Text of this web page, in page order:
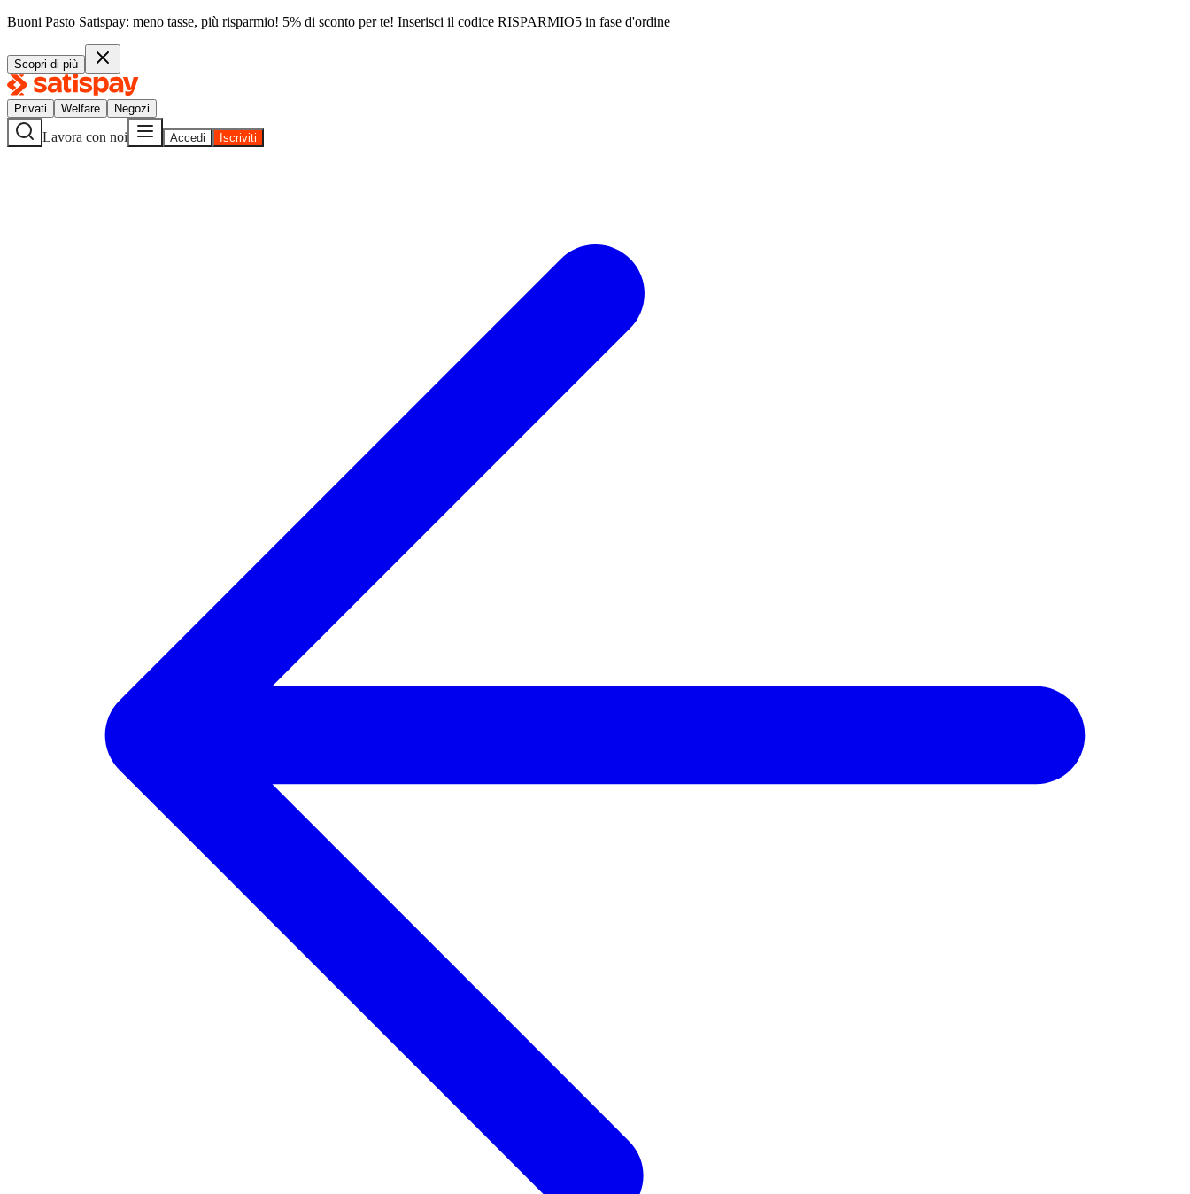
Buoni Pasto Satispay: meno tasse, più risparmio! 5% di sconto per te! Inserisci il codice RISPARMIO5 in fase d'ordine
Scopri di più
Privati Welfare Negozi
Lavora con noi Accedi Iscriviti